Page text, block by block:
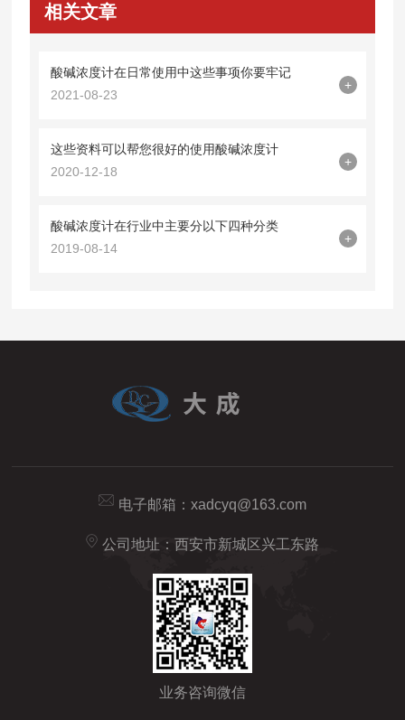
相关文章
酸碱浓度计在日常使用中这些事项你要牢记
2021-08-23
+
这些资料可以帮您很好的使用酸碱浓度计
2020-12-18
+
酸碱浓度计在行业中主要分以下四种分类
2019-08-14
+
电子邮箱： xadcyq@163.com
公司地址：西安市新城区兴工东路
业务咨询微信